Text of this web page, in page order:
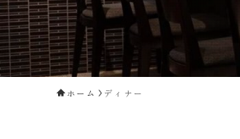
ホーム ディナー